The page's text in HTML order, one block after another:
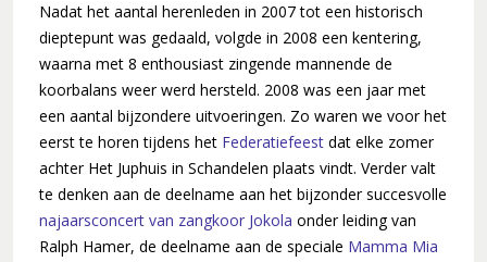
Nadat het aantal herenleden in 2007 tot een historisch
dieptepunt was gedaald, volgde in 2008 een kentering,
waarna met 8 enthousiast zingende mannende de
koorbalans weer werd hersteld. 2008 was een jaar met
een aantal bijzondere uitvoeringen. Zo waren we voor het
eerst te horen tijdens het Federatiefeest dat elke zomer
achter Het Juphuis in Schandelen plaats vindt. Verder valt
te denken aan de deelname aan het bijzonder succesvolle
najaarsconcert van zangkoor Jokola onder leiding van
Ralph Hamer, de deelname aan de speciale Mamma Mia